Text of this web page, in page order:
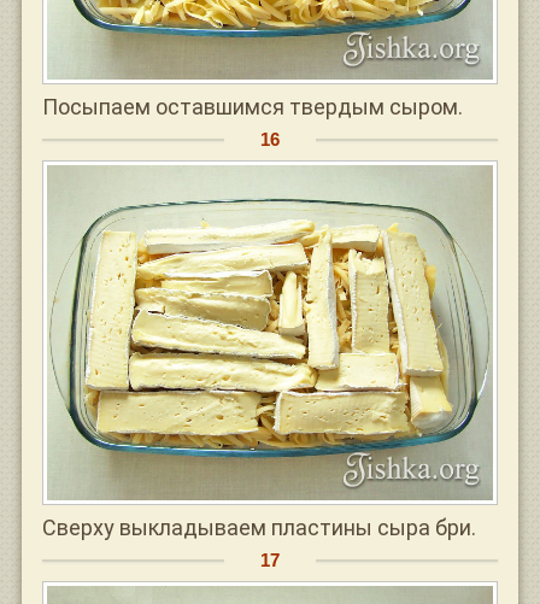
Посыпаем оставшимся твердым сыром.
Сверху выкладываем пластины сыра бри.